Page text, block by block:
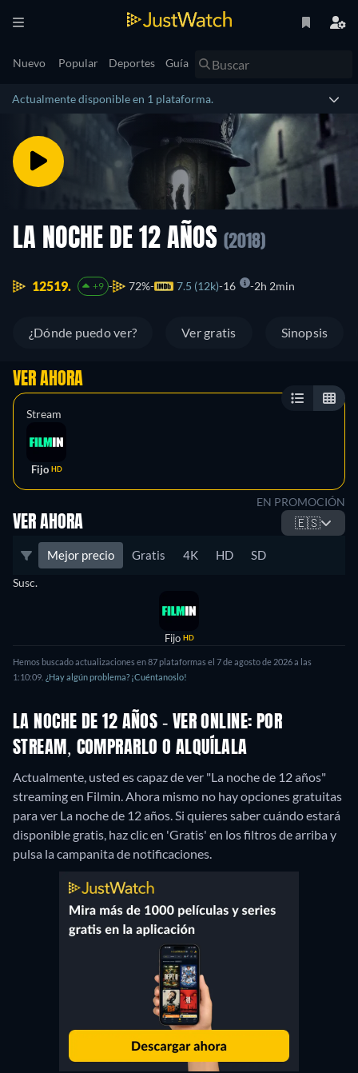
Nuevo Popular Deportes Guía
Actualmente disponible en 1 plataforma.
LA NOCHE DE 12 AÑOS (2018)
12519. +9 72% 7.5 (12k) 16 2h 2min
¿Dónde puedo ver? Ver gratis Sinopsis
VER AHORA
Stream
Fijo HD
EN PROMOCIÓN
VER AHORA 🇪🇸
Mejor precio Gratis 4K HD SD
Susc.
Fijo HD
Hemos buscado actualizaciones en 87 plataformas el 7 de agosto de 2026 a las
1:10:09. ¿Hay algún problema? ¡Cuéntanoslo!
LA NOCHE DE 12 AÑOS - VER ONLINE: POR
STREAM, COMPRARLO O ALQUÍLALA
Actualmente, usted es capaz de ver "La noche de 12 años"
streaming en Filmin.Ahora mismo no hay opciones gratuitas
para ver La noche de 12 años. Si quieres saber cuándo estará
disponible gratis, haz clic en 'Gratis' en los filtros de arriba y
pulsa la campanita de notificaciones.